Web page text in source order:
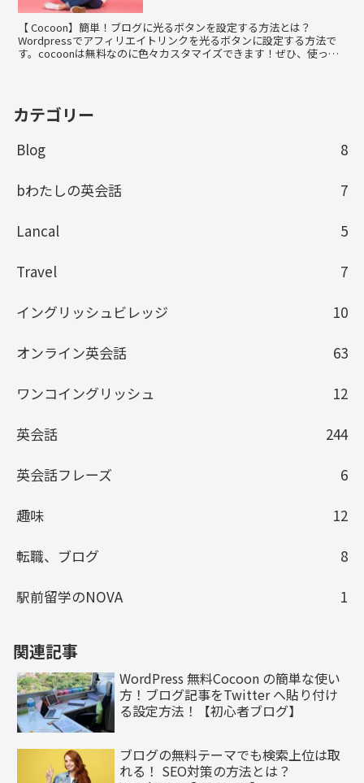
【 Cocoon】簡単！ブログに光るボタンを設定する方法とは？
Wordpressでアフィリエイトリンクを光るボタンに設定する方法で
す。cocoonは無料なのに色々カスタマイズできます！ぜひ、使って
カテゴリー
Blog
8
bわたしの英会話
7
Lancal
5
Travel
7
イングリッシュビレッジ
10
オンライン英会話
63
ワンコイングリッシュ
12
英会話
244
英会話フレーズ
6
趣味
12
転職、ブログ
8
駅前留学のNOVA
1
関連記事
WordPress 無料Cocoon の簡単な使い
方！ブログ記事をTwitter へ貼り付け
る設定方法！【初心者ブログ】
ブログの無料テーマでも検索上位は取
れる！ SEO対策の方法とは？